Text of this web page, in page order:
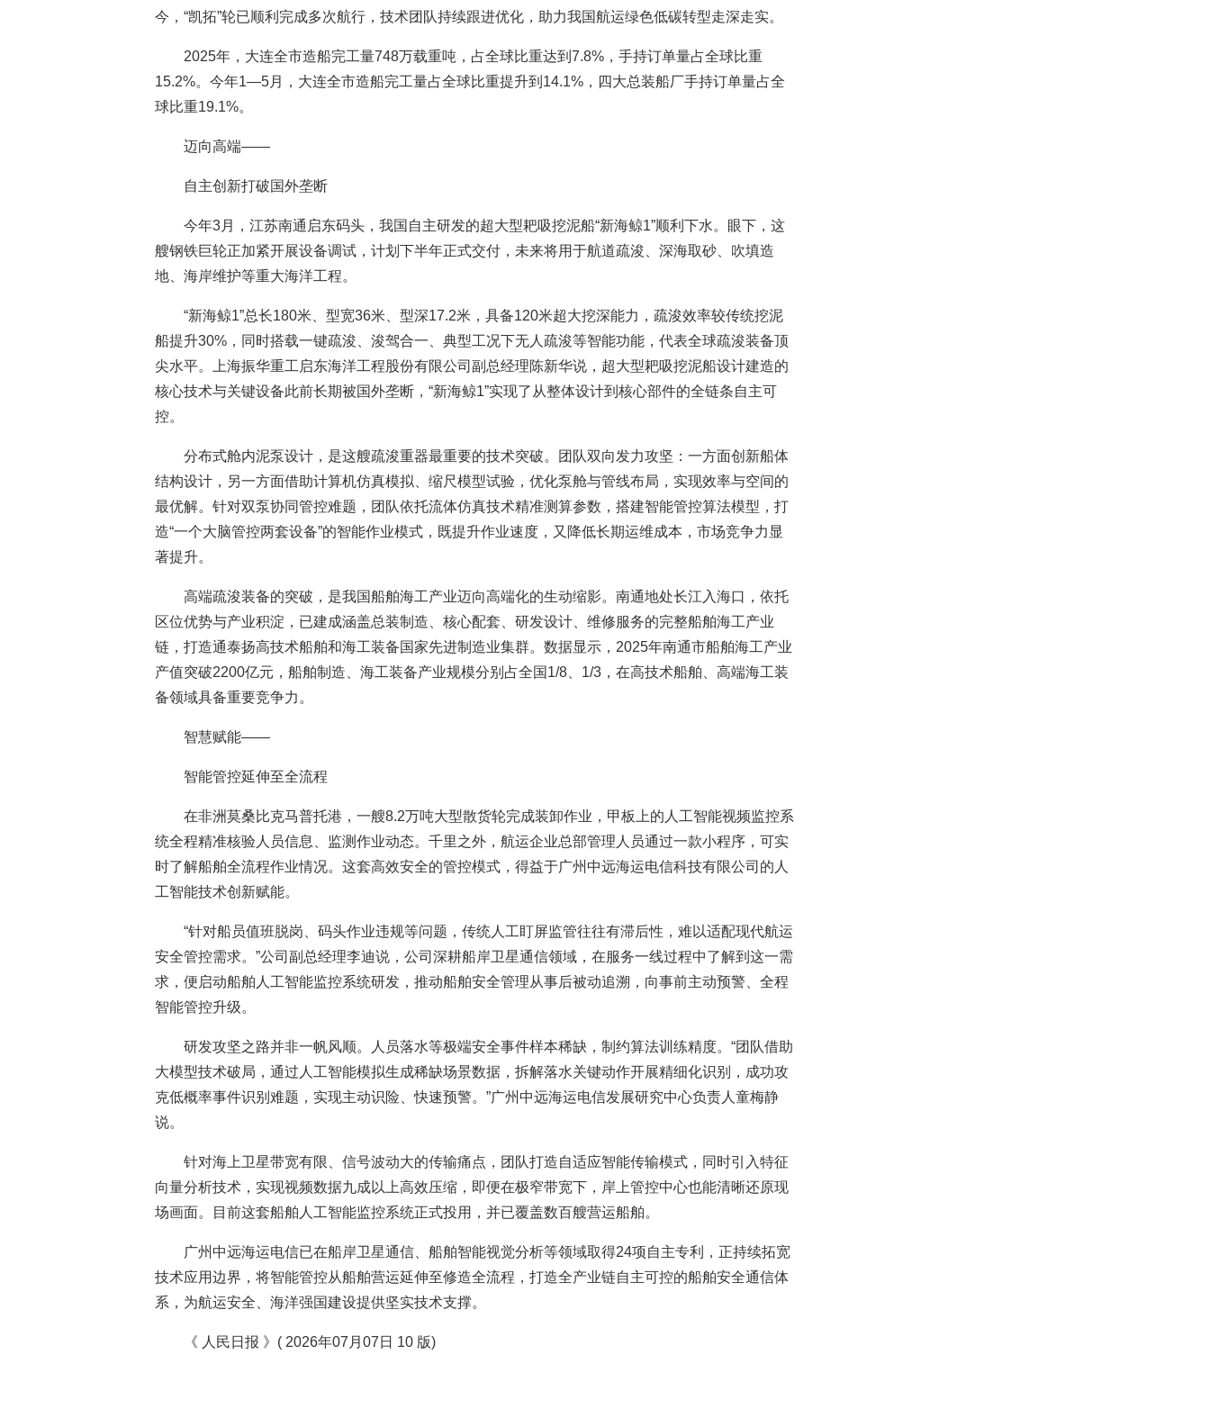
今，“凯拓”轮已顺利完成多次航行，技术团队持续跟进优化，助力我国航运绿色低碳转型走深走实。
2025年，大连全市造船完工量748万载重吨，占全球比重达到7.8%，手持订单量占全球比重
15.2%。今年1—5月，大连全市造船完工量占全球比重提升到14.1%，四大总装船厂手持订单量占全
球比重19.1%。
迈向高端——
自主创新打破国外垄断
今年3月，江苏南通启东码头，我国自主研发的超大型耙吸挖泥船“新海鲸1”顺利下水。眼下，这
艘钢铁巨轮正加紧开展设备调试，计划下半年正式交付，未来将用于航道疏浚、深海取砂、吹填造
地、海岸维护等重大海洋工程。
“新海鲸1”总长180米、型宽36米、型深17.2米，具备120米超大挖深能力，疏浚效率较传统挖泥
船提升30%，同时搭载一键疏浚、浚驾合一、典型工况下无人疏浚等智能功能，代表全球疏浚装备顶
尖水平。上海振华重工启东海洋工程股份有限公司副总经理陈新华说，超大型耙吸挖泥船设计建造的
核心技术与关键设备此前长期被国外垄断，“新海鲸1”实现了从整体设计到核心部件的全链条自主可
控。
分布式舱内泥泵设计，是这艘疏浚重器最重要的技术突破。团队双向发力攻坚：一方面创新船体
结构设计，另一方面借助计算机仿真模拟、缩尺模型试验，优化泵舱与管线布局，实现效率与空间的
最优解。针对双泵协同管控难题，团队依托流体仿真技术精准测算参数，搭建智能管控算法模型，打
造“一个大脑管控两套设备”的智能作业模式，既提升作业速度，又降低长期运维成本，市场竞争力显
著提升。
高端疏浚装备的突破，是我国船舶海工产业迈向高端化的生动缩影。南通地处长江入海口，依托
区位优势与产业积淀，已建成涵盖总装制造、核心配套、研发设计、维修服务的完整船舶海工产业
链，打造通泰扬高技术船舶和海工装备国家先进制造业集群。数据显示，2025年南通市船舶海工产业
产值突破2200亿元，船舶制造、海工装备产业规模分别占全国1/8、1/3，在高技术船舶、高端海工装
备领域具备重要竞争力。
智慧赋能——
智能管控延伸至全流程
在非洲莫桑比克马普托港，一艘8.2万吨大型散货轮完成装卸作业，甲板上的人工智能视频监控系
统全程精准核验人员信息、监测作业动态。千里之外，航运企业总部管理人员通过一款小程序，可实
时了解船舶全流程作业情况。这套高效安全的管控模式，得益于广州中远海运电信科技有限公司的人
工智能技术创新赋能。
“针对船员值班脱岗、码头作业违规等问题，传统人工盯屏监管往往有滞后性，难以适配现代航运
安全管控需求。”公司副总经理李迪说，公司深耕船岸卫星通信领域，在服务一线过程中了解到这一需
求，便启动船舶人工智能监控系统研发，推动船舶安全管理从事后被动追溯，向事前主动预警、全程
智能管控升级。
研发攻坚之路并非一帆风顺。人员落水等极端安全事件样本稀缺，制约算法训练精度。“团队借助
大模型技术破局，通过人工智能模拟生成稀缺场景数据，拆解落水关键动作开展精细化识别，成功攻
克低概率事件识别难题，实现主动识险、快速预警。”广州中远海运电信发展研究中心负责人童梅静
说。
针对海上卫星带宽有限、信号波动大的传输痛点，团队打造自适应智能传输模式，同时引入特征
向量分析技术，实现视频数据九成以上高效压缩，即便在极窄带宽下，岸上管控中心也能清晰还原现
场画面。目前这套船舶人工智能监控系统正式投用，并已覆盖数百艘营运船舶。
广州中远海运电信已在船岸卫星通信、船舶智能视觉分析等领域取得24项自主专利，正持续拓宽
技术应用边界，将智能管控从船舶营运延伸至修造全流程，打造全产业链自主可控的船舶安全通信体
系，为航运安全、海洋强国建设提供坚实技术支撑。
《 人民日报 》( 2026年07月07日 10 版)